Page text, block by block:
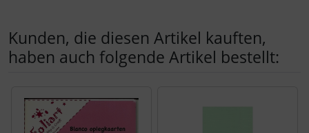
Kunden, die diesen Artikel kauften,
haben auch folgende Artikel bestellt: